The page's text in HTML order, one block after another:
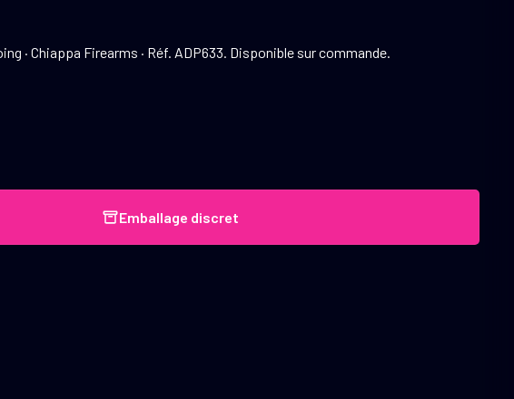
· Chiappa Firearms · Réf. ADP633. Disponible sur commande.
Emballage discret